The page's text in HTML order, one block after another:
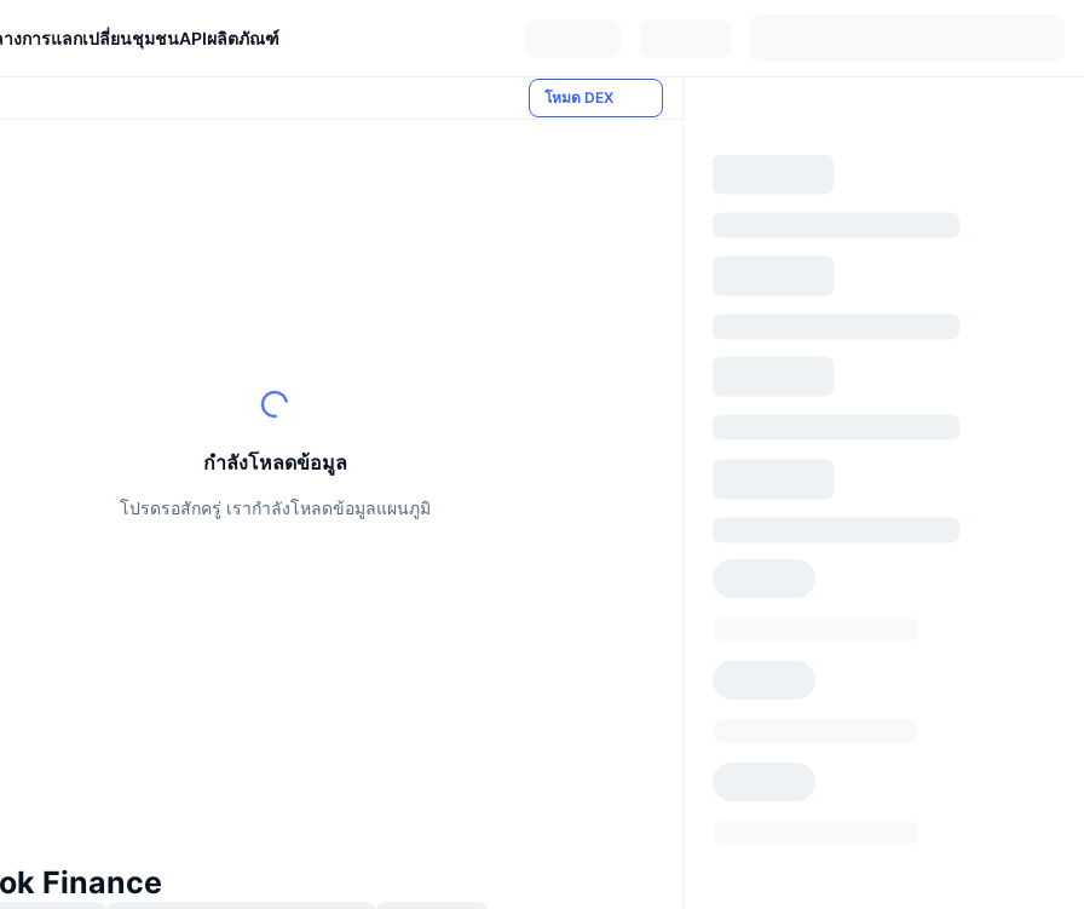
งการแลกเปลี่ยนชุมชนAPIผลิตภัณฑ์
โหมด DEX
กำลังโหลดข้อมูล
โปรดรอสักครู่ เรากำลังโหลดข้อมูลแผนภูมิ
Finance